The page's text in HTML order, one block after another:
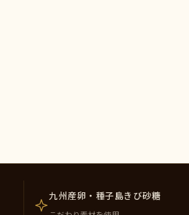
九州産卵・種子島きび砂糖